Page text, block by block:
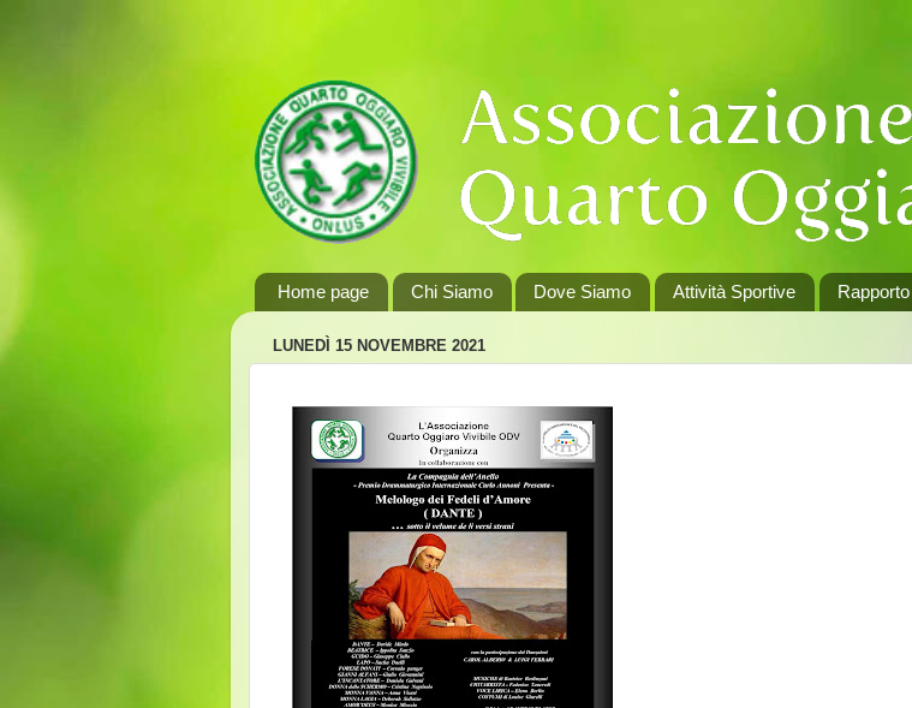
Home page Chi Siamo Dove Siamo Attività Sportive
LUNEDÌ 15 NOVEMBRE 2021